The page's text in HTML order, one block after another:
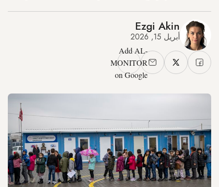
Ezgi Akin
أبريل 15, 2026
Add AL-
MONITOR
on Google